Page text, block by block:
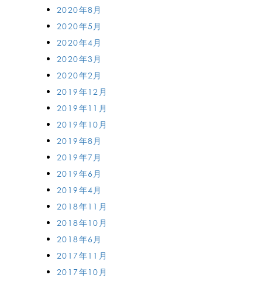
2020年8月
2020年5月
2020年4月
2020年3月
2020年2月
2019年12月
2019年11月
2019年10月
2019年8月
2019年7月
2019年6月
2019年4月
2018年11月
2018年10月
2018年6月
2017年11月
2017年10月